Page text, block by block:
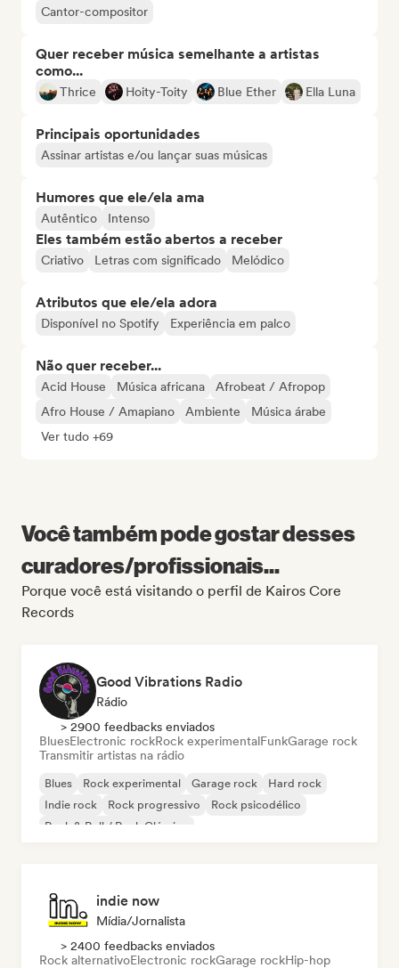
Cantor-compositor
Quer receber música semelhante a artistas
como...
Thrice Hoity-Toity Blue Ether Ella Luna
Principais oportunidades
Assinar artistas e/ou lançar suas músicas
Humores que ele/ela ama
Autêntico Intenso
Eles também estão abertos a receber
Criativo Letras com significado Melódico
Atributos que ele/ela adora
Disponível no Spotify Experiência em palco
Não quer receber...
Acid House Música africana
Afrobeat / Afropop
Afro House / Amapiano
Ambiente
Música árabe
Ver tudo +69
Você também pode gostar desses
curadores/profissionais...
Porque você está visitando o perfil de Kairos Core
Records
Good Vibrations Radio
Rádio
> 2900 feedbacks enviados
BluesElectronic rockRock experimentalFunkGarage rock
Transmitir artistas na rádio
Blues Rock experimental Garage rock
Hard rock
Indie rock
Rock progressivo
Rock psicodélico
Rock & Roll / Rock Clássico
indie now
Mídia/Jornalista
> 2400 feedbacks enviados
Rock alternativoElectronic rockGarage rockHip-hop